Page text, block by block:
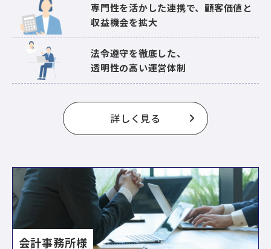
専門性を活かした連携で、 顧客価値と
収益機会を拡大
法令遵守を徹底した、
透明性の高い運営体制
詳しく見る
会計事務所様